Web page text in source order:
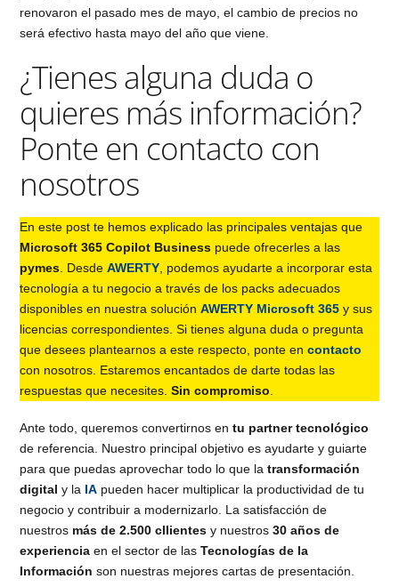
renovaron el pasado mes de mayo, el cambio de precios no
será efectivo hasta mayo del año que viene.
¿Tienes alguna duda o
quieres más información?
Ponte en contacto con
nosotros
En este post te hemos explicado las principales ventajas que
Microsoft 365 Copilot Business puede ofrecerles a las
pymes. DesdeAWERTY, podemos ayudarte a incorporar esta
tecnología a tu negocio a través de los packs adecuados
disponibles en nuestra soluciónAWERTY Microsoft 365 y sus
licencias correspondientes. Si tienes alguna duda o pregunta
que desees plantearnos a este respecto, ponte encontacto
con nosotros. Estaremos encantados de darte todas las
respuestas que necesites.Sin compromiso.
Ante todo, queremos convertirnos entu partner tecnológico
de referencia. Nuestro principal objetivo es ayudarte y guiarte
para que puedas aprovechar todo lo que latransformación
digital y la IA pueden hacer multiplicar la productividad de tu
negocio y contribuir a modernizarlo. La satisfacción de
nuestros más de 2.500 cllientes y nuestros30 años de
experiencia en el sector de lasTecnologías de la
Información son nuestras mejores cartas de presentación.